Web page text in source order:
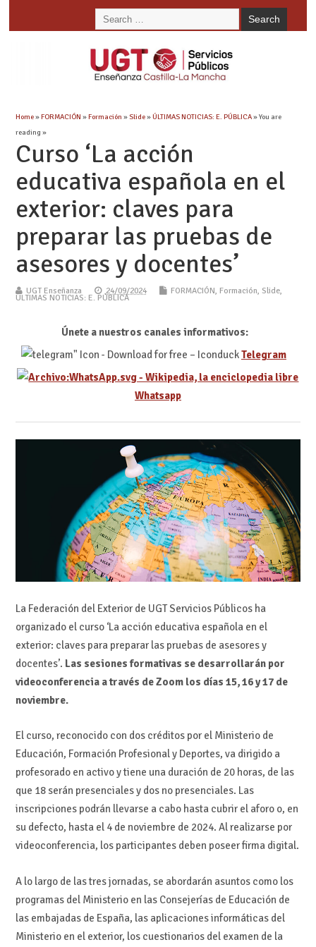
Home»FORMACIÓN »Formación »Slide»ÚLTIMAS NOTICIAS: E. PÚBLICA» You are
reading »
Curso ‘La acción
educativa española en el
exterior: claves para
preparar las pruebas de
asesores y docentes’
UGT Enseñanza 24/09/2024 FORMACIÓN, Formación, Slide,
ÚLTIMAS NOTICIAS: E. PÚBLICA
Únete a nuestros canales informativos:
Telegram
Whatsapp
La Federación del Exterior de UGT Servicios Públicos ha
organizado el curso ‘La acción educativa española en el
exterior: claves para preparar las pruebas de asesores y
docentes’. Las sesiones formativas se desarrollarán por
videoconferencia a través de Zoom los días 15, 16 y 17 de
noviembre.
El curso, reconocido con dos créditos por el Ministerio de
Educación, Formación Profesional y Deportes, va dirigido a
profesorado en activo y tiene una duración de 20 horas, de las
que 18 serán presenciales y dos no presenciales. Las
inscripciones podrán llevarse a cabo hasta cubrir el aforo o, en
su defecto, hasta el 4 de noviembre de 2024. Al realizarse por
videoconferencia, los participantes deben poseer firma digital.
A lo largo de las tres jornadas, se abordarán asuntos como los
programas del Ministerio en las Consejerías de Educación de
las embajadas de España, las aplicaciones informáticas del
Ministerio en el exterior, los cuestionarios del examen de la